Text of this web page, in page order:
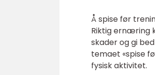
Å spise før
Riktig ernæring
skader og gi
temaet «spise
fysisk aktivitet.